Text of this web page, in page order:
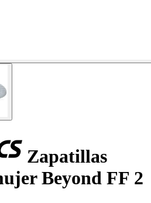
Zapatillas
Beyond FF 2